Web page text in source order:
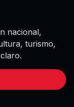
nacional,
turismo,